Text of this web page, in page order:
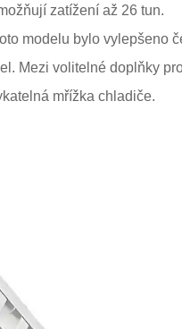
zatížení až 26 tun.
modelu bylo vylepšeno
Mezi volitelné doplňky
mřížka chladiče.